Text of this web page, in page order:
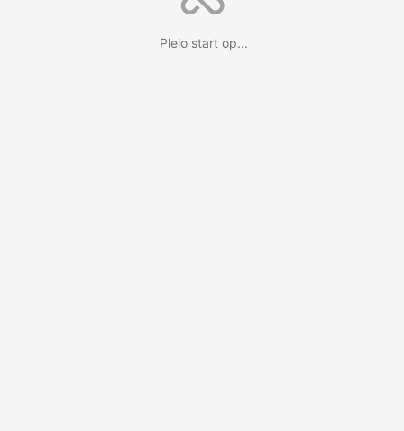
Pleio start op...